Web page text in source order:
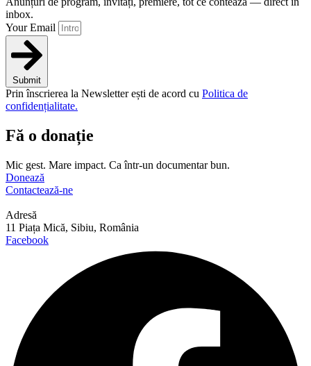
inbox.
Your Email
Submit
Prin înscrierea la Newsletter ești de acord cu Politica de
confidențialitate.
Fă o donație
Mic gest. Mare impact. Ca într-un documentar bun.
Donează
Contactează-ne
Adresă
11 Piața Mică, Sibiu, România
Facebook